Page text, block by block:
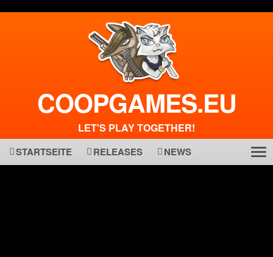
COOPGAMES.EU
LET'S PLAY TOGETHER!
STARTSEITE RELEASES NEWS